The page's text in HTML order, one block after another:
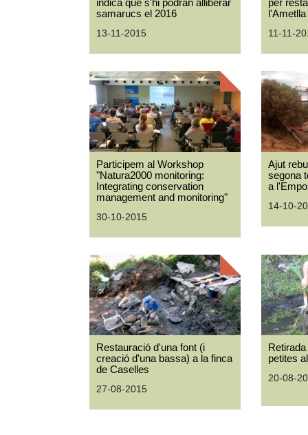
indica que s'hi podran alliberar
samarucs el 2016
13-11-2015
per
11-11-
Participem al Workshop
"Natura2000 monitoring:
Integrating conservation
management and monitoring"
30-10-2015
Ajut
segona
a
14-10-
Restauració d'una font (i
creació d'una bassa) a la finca
de Caselles
27-08-2015
petites
20-08-